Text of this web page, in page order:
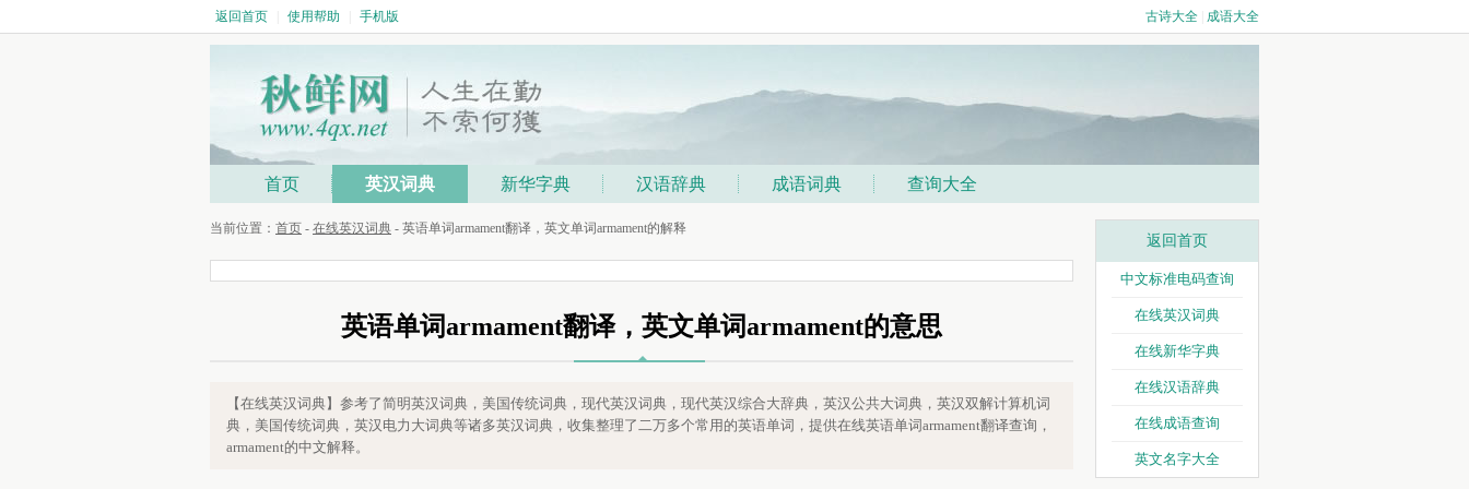
✕
返回首页 | 使用帮助 | 手机版
在线英汉词典 - 英语单词armament翻译，英文单词armament的解释
英语单词armament翻译，英文单词armament的意思
返回首页
中文标准电码查询
在线英汉词典
在线新华字典